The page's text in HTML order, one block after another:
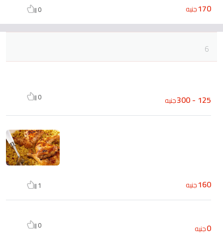
170جنيه 0
6
125 - 300 جنيه 0
160جنيه 1
0جنيه 0